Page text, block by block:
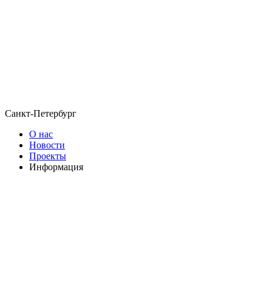
Санкт-Петербург
О нас
Новости
Проекты
Информация